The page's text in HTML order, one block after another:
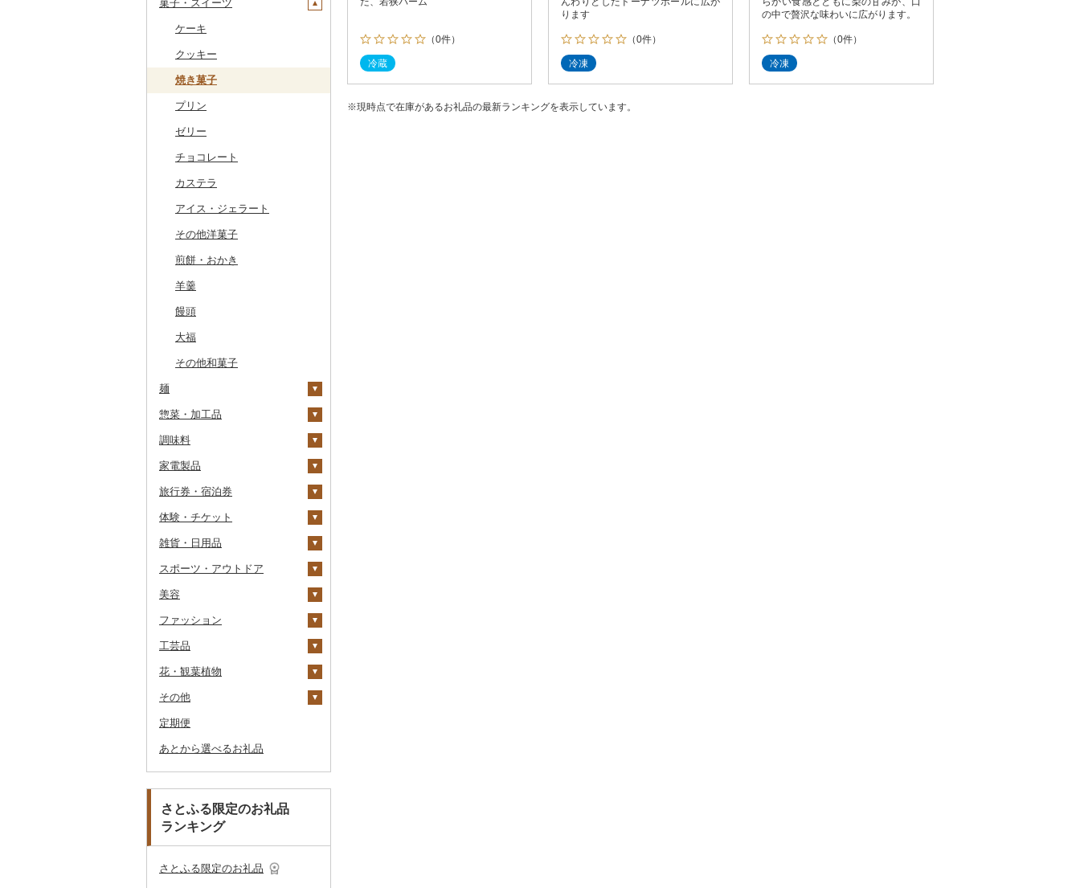
黒毛和牛
白老牛
仙台牛
米沢牛
山形牛
常陸牛
上州牛
飛騨牛
近江牛
神戸牛・神戸ビーフ
但馬牛
土佐あかうし
佐賀牛
長崎和牛
あか牛
その他牛肉（精肉）
アグー豚
その他豚肉（精肉）
ソーセージ・ウインナ
その他豚肉（加工品）
唐揚げ
中津からあげ
水炊き
地鶏
赤鶏さつま
その他鶏肉
羊肉・ラム肉（ジンギス
猪肉
その他肉・加工品
たらこ
数の子
からすみ
キャビア
その他魚卵
貝
帆立（ホタテ）
鮑（アワビ）
牡蠣（カキ）
あさり
しじみ
サザエ
はまぐり
その他貝
うなぎ
鮮魚
鮭・サーモン
マグロ
イワシ
カツオ
金目鯛
クエ
くじら
サバ
さんま
鯛
のどぐろ
ふぐ
ほっけ
その他鮮魚
イカ・タコ
イカ
タコ
海苔・海藻
海苔
わかめ
ひじき
その他海苔・海藻
干物
ししゃも
その他干物
その他魚介・加工品
しらす・ちりめん
かまぼこ・練り製品
その他魚介・加工品
ゆめぴりか
つや姫
コシヒカリ
はえぬき
さがびより
あきたこまち
ひとめぼれ
ミルキークィーン
ななつぼし
その他米
デラウェア
シャインマスカット
その他ぶどう・マスカ
ット
メロン
さくらんぼ
梨
和梨
洋梨・ラフランス
マンゴー
みかん・柑橘
みかん
レモン
不知火・デコポン
せとか
文旦
まどんな
ポンカン
その他柑橘
すいか
キウイ
柿（カキ）
ドライフルーツ
干し柿
干し芋
その他ドライフルーツ
その他果物
びわ
ブルーベリー
パイナップル
栗
その他果物
その他いも
ミニトマト
その他トマト
ねぎ
とうもろこし
根菜
人参
大根
自然薯
レンコン
にんにく・生姜
その他根菜
アスパラガス
豆
きのこ
しいたけ
松茸
その他きのこ
その他野菜
山菜
かぼちゃ
茄子
レタス
その他野菜
ヨーグルト
牛乳
バター
その他乳製品
ビール
発泡酒
地ビール・クラフトビ
ール
日本酒
純米大吟醸
純米吟醸
大吟醸
吟醸
その他日本酒
焼酎
芋焼酎
麦焼酎
米焼酎
黒糖焼酎
その他焼酎
梅酒
泡盛
ワイン
白ワイン
赤ワイン
シャンパン・スパーク
ウイスキー
リキュール・洋酒
甘酒
ノンアルコール
その他酒
水・ミネラルウォーター
コーヒー・コーヒー豆
飲料
コーヒー豆
粉
ドリップ
茶
飲料
茶葉・ティーバッグ
静岡茶
足柄茶
知覧茶
八女茶
その他茶
果汁飲料
りんごジュース
みかんジュース（オレ
紅茶
飲料
茶葉・ティーバッグ
その他飲料・ジュース
野菜ジュース
炭酸飲料
豆乳
その他飲料・ジュース
菓子・スイーツ
ケーキ
クッキー
焼き菓子
プリン
ゼリー
チョコレート
カステラ
アイス・ジェラート
その他洋菓子
煎餅・おかき
羊羹
饅頭
大福
その他和菓子
麺
ラーメン
うどん
そば
パスタ
ひやむぎ
そうめん
その他麺
惣菜・加工品
惣菜
餃子
シュウマイ
コロッケ
その他惣菜
カレー・シチュー
カレー
シチュー
鍋
肉
魚
その他鍋
ピザ
レトルト
スープ
豆腐・納豆
豆腐
漬物
キムチ
その他漬物
缶詰・瓶詰
肉
魚
ジャム
その他缶詰・瓶詰
乾物
燻製（スモーク）
おせち
その他加工品
調味料
砂糖
塩
醤油
味噌
酢
だし
食用油
オリーブオイル
ごま油
はちみつ
ドレッシング
その他調味料
ケチャップ
こしょう
その他調味料
家電製品
季節・空調家電
キッチン家電
照明器具
パソコン・周辺機器
TV・オーディオ・カメラ
美容・健康家電
カー用品
時計
その他家電
旅行券・宿泊券
旅行券
JTBふるさと旅行クー
その他旅行券
宿泊券
体験・チケット
PayPay商品券
食事券
温泉・サウナ・スパ利用
券
GDOふるさとゴルフ
プレークーポン
その他のゴルフプレー
花火大会チケット
カタログギフト
雑貨・日用品
家具・インテリア
机・テーブル
その他家具・インテリ
寝具
布団
毛布
タオルケット
タオル
その他タオル
文房具・印鑑
ボールペン
ノート・ファイル
その他文房具
食器
グラス・カップ
箸
スプーン・フォーク・
ナイフ
皿・椀
その他食器
キッチン用品
フライパン
鍋
まな板
土鍋
日用品
洗剤
トイレットペーパー
ティッシュ
その他日用品
楽器・器材
本・CD・DVD
おもちゃ・ぬいぐるみ
ご当地キャラクター
ペット用品
スポーツ・アウトドア
ゴルフ
ゴルフボール
ゴルフウェア
その他ゴルフ
釣り
サイクリング
アウトドア・キャンプ
その他スポーツ
その他スポーツ
美容
スキンケア
洗顔
その他スキンケア
シャンプー・リンス
石鹸・ボディーソープ
入浴剤
アロマ
プロテイン
その他美容
ファッション
鞄・バッグ
トートバッグ・ショル
ツケース
その他鞄・バッグ
洋服
女性・レディース
子供・ベビー
その他洋服
和服
靴・履物
靴・シューズ
スリッパ・下駄・草履
その他靴・履物
アクセサリー
ペンダント・ネックレ
ス
ピアス・イヤリング
その他アクセサリー
その他服飾小物
ショール・ストール
マフラー・手袋
工芸品
織物
本場奄美大島紬
陶器・漆器
唐津焼
備前焼
美濃焼
村上木彫堆朱
その他装飾品・工芸品
数珠
工芸品
播州そろばん
美濃和紙
花・観葉植物
観葉植物・苗木
花
胡蝶蘭
造花・プリザーブドフ
ラワー
その他花
盆栽・その他
その他
地域サービス
その他
定期便
あとから選べるお礼品
さとふる限定のお礼品
ランキング
さとふる限定のお礼品
（0件）
冷蔵
ります
（0件）
冷凍
の中で贅沢な味わいに広がります。
（0件）
冷凍
※現時点で在庫があるお礼品の最新ランキングを表示しています。